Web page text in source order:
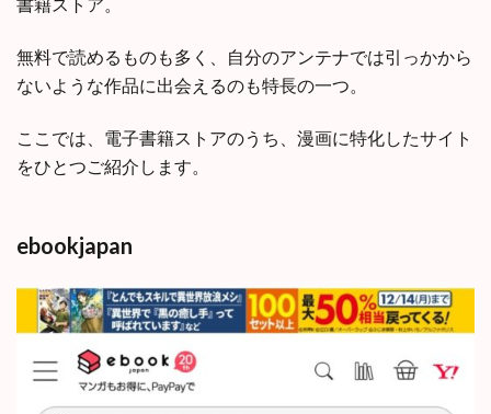
無料で読めるものも多く、自分のアンテナでは引っかから
ないような作品に出会えるのも特長の一つ。
ここでは、電子書籍ストアのうち、漫画に特化したサイト
をひとつご紹介します。
ebookjapan